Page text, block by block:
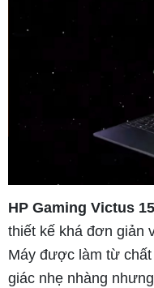
HP Gaming Victus
thiết kế khá đơn giản
Máy được làm từ
giác nhẹ nhàng